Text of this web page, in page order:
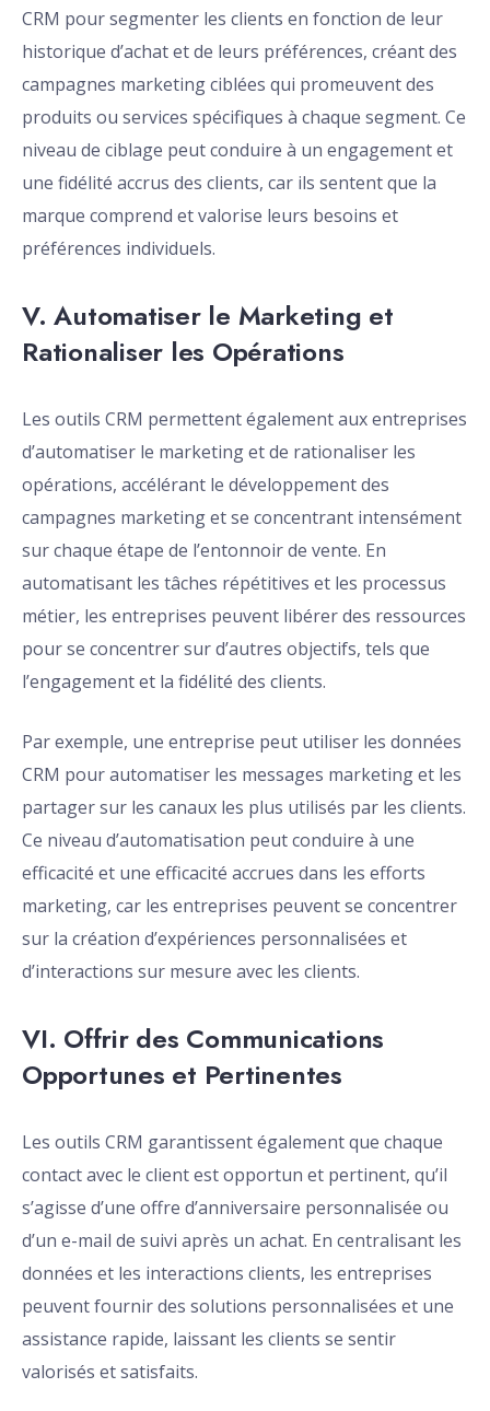
CRM pour segmenter les clients en fonction de leur
historique d’achat et de leurs préférences, créant des
campagnes marketing ciblées qui promeuvent des
produits ou services spécifiques à chaque segment. Ce
niveau de ciblage peut conduire à un engagement et
une fidélité accrus des clients, car ils sentent que la
marque comprend et valorise leurs besoins et
préférences individuels.
V. Automatiser le Marketing et
Rationaliser les Opérations
Les outils CRM permettent également aux entreprises
d’automatiser le marketing et de rationaliser les
opérations, accélérant le développement des
campagnes marketing et se concentrant intensément
sur chaque étape de l’entonnoir de vente. En
automatisant les tâches répétitives et les processus
métier, les entreprises peuvent libérer des ressources
pour se concentrer sur d’autres objectifs, tels que
l’engagement et la fidélité des clients.
Par exemple, une entreprise peut utiliser les données
CRM pour automatiser les messages marketing et les
partager sur les canaux les plus utilisés par les clients.
Ce niveau d’automatisation peut conduire à une
efficacité et une efficacité accrues dans les efforts
marketing, car les entreprises peuvent se concentrer
sur la création d’expériences personnalisées et
d’interactions sur mesure avec les clients.
VI. Offrir des Communications
Opportunes et Pertinentes
Les outils CRM garantissent également que chaque
contact avec le client est opportun et pertinent, qu’il
s’agisse d’une offre d’anniversaire personnalisée ou
d’un e-mail de suivi après un achat. En centralisant les
données et les interactions clients, les entreprises
peuvent fournir des solutions personnalisées et une
assistance rapide, laissant les clients se sentir
valorisés et satisfaits.